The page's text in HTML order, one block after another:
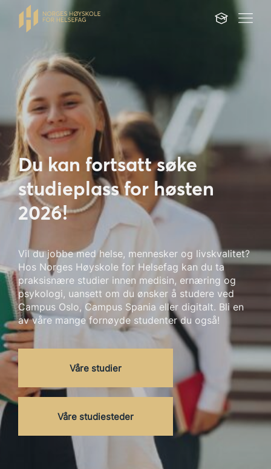
Du kan fortsatt søke
studieplass for høsten
2026!
Vil du jobbe med helse, mennesker og livskvalitet?
Hos Norges Høyskole for Helsefag kan du ta
praksisnære studier innen medisin, ernæring og
psykologi, uansett om du ønsker å studere ved
Campus Oslo, Campus Spania eller digitalt. Bli en
av våre mange fornøyde studenter du også!
Våre studier
Våre studiesteder